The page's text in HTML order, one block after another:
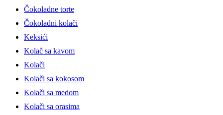
Čokoladne torte
Čokoladni kolači
Keksići
Kolač sa kavom
Kolači
Kolači sa kokosom
Kolači sa medom
Kolači sa orasima